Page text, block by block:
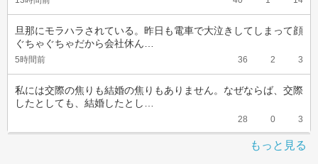
旦那にモラハラされている。昨日も電車で大泣きしてしまって顔
ぐちゃぐちゃだから会社休ん…
5時間前 36 2 3
私には交際の焦りも結婚の焦りもありません。なぜならば、交際
したとしても、結婚したとし…
28 0 3
もっと見る